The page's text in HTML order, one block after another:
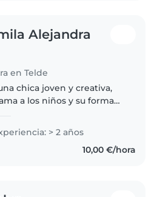
Alejandra
en Telde
chica joven y creativa,
a los niños y su forma
trabajar como niñera
siempre me ha sido
establecer conexiones
> 2 años
10,00 €/hora